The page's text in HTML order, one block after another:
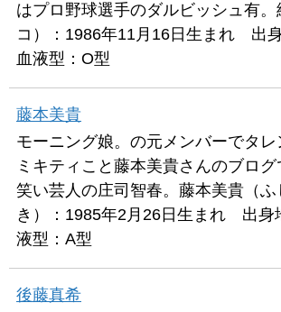
はプロ野球選手のダルビッシュ有
コ）：1986年11月16日生まれ 出
血液型：O型
藤本美貴
モーニング娘。の元メンバーでタ
ミキティこと藤本美貴さんのブロ
笑い芸人の庄司智春。藤本美貴（ふ
き）：1985年2月26日生まれ 出
液型：A型
後藤真希